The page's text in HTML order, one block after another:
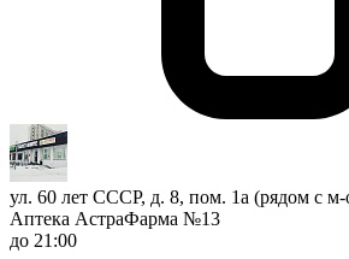
ул. 60 лет СССР, д. 8, пом. 1а (рядом с
Аптека АстраФарма №13
до 21:00